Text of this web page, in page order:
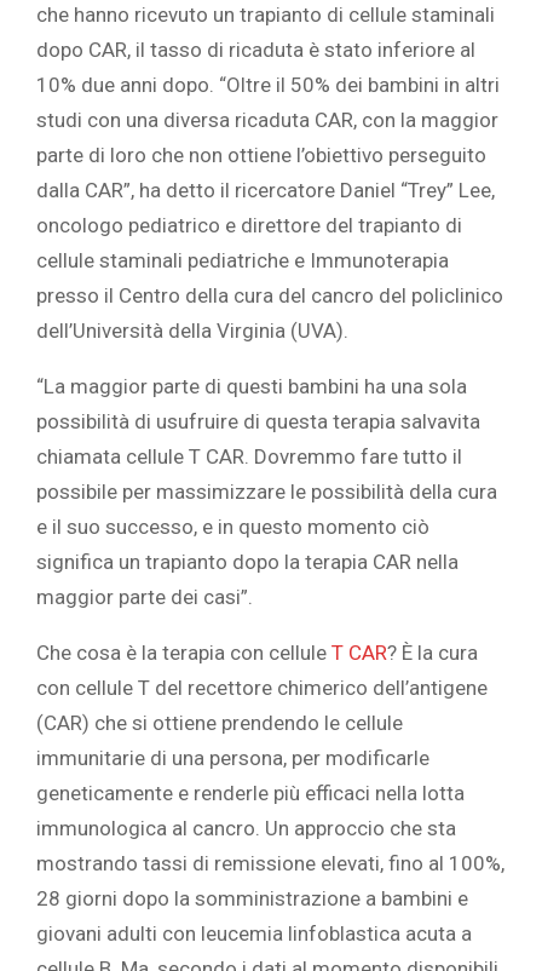
che hanno ricevuto un trapianto di cellule staminali
dopo CAR, il tasso di ricaduta è stato inferiore al
10% due anni dopo. “Oltre il 50% dei bambini in altri
studi con una diversa ricaduta CAR, con la maggior
parte di loro che non ottiene l’obiettivo perseguito
dalla CAR”, ha detto il ricercatore Daniel “Trey” Lee,
oncologo pediatrico e direttore del trapianto di
cellule staminali pediatriche e Immunoterapia
presso il Centro della cura del cancro del policlinico
dell’Università della Virginia (UVA).
“La maggior parte di questi bambini ha una sola
possibilità di usufruire di questa terapia salvavita
chiamata cellule T CAR. Dovremmo fare tutto il
possibile per massimizzare le possibilità della cura
e il suo successo, e in questo momento ciò
significa un trapianto dopo la terapia CAR nella
maggior parte dei casi”.
Che cosa è la terapia con cellule T CAR? È la cura
con cellule T del recettore chimerico dell’antigene
(CAR) che si ottiene prendendo le cellule
immunitarie di una persona, per modificarle
geneticamente e renderle più efficaci nella lotta
immunologica al cancro. Un approccio che sta
mostrando tassi di remissione elevati, fino al 100%,
28 giorni dopo la somministrazione a bambini e
giovani adulti con leucemia linfoblastica acuta a